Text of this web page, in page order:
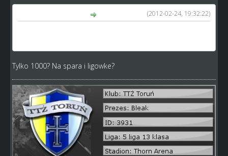
(2012-02-24, 19:32:22)
Tylko 1000? Na spara i ligowke?